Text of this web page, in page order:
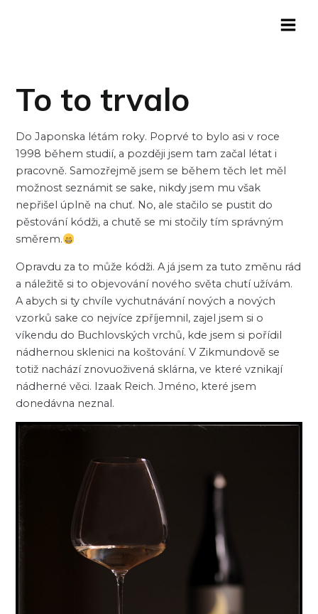
To to trvalo
Do Japonska létám roky. Poprvé to bylo asi v roce
1998 během studií, a později jsem tam začal létat i
pracovně. Samozřejmě jsem se během těch let měl
možnost seznámit se sake, nikdy jsem mu však
nepřišel úplně na chuť. No, ale stačilo se pustit do
pěstování kódži, a chutě se mi stočily tím správným
směrem.
Opravdu za to může kódži. A já jsem za tuto změnu rád
a náležitě si to objevování nového světa chutí užívám.
A abych si ty chvíle vychutnávání nových a nových
vzorků sake co nejvíce zpříjemnil, zajel jsem si o
víkendu do Buchlovských vrchů, kde jsem si pořídil
nádhernou sklenici na koštování. V Zikmundově se
totiž nachází znovuoživená sklárna, ve které vznikají
nádherné věci. Izaak Reich. Jméno, které jsem
donedávna neznal.